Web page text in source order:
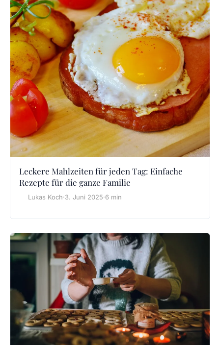
Leckere Mahlzeiten für jeden Tag: Einfache
Rezepte für die ganze Familie
Lukas Koch·3. Juni 2025·6 min